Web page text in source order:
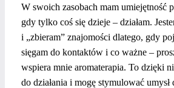
W swoich zasobach mam umiejętność
gdy tylko coś się dzieje – działam.
i „zbieram” znajomości dlatego, gdy
sięgam do kontaktów i co ważne –
wspiera mnie aromaterapia. To dzięki
do działania i mogę stymulować umysł